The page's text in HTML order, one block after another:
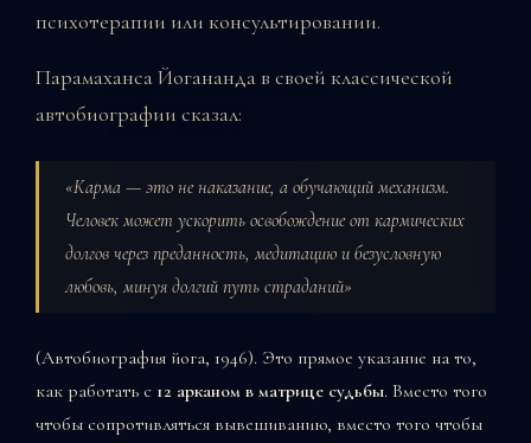
психотерапии или консультировании.
Парамаханса Йогананда в своей классической
автобиографии сказал:
«Карма — это не наказание, а обучающий механизм.
Человек может ускорить освобождение от кармических
долгов через преданность, медитацию и безусловную
любовь, минуя долгий путь страданий»
(Автобиография йога, 1946). Это прямое указание на то,
как работать с 12 арканом в матрице судьбы. Вместо того
чтобы сопротивляться вывешиванию, вместо того чтобы